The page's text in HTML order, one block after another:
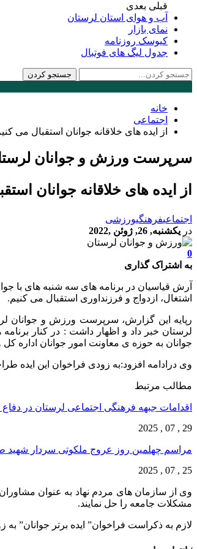
قبلی بعدی
آب و هوای استان لرستان
نمای بازار
کیوسک روزنامه
جدول لیگ های فوتبال
خانه
اجتماعی
از ایده های خلاقانه جوانان استقبال می
سرپرست ورزش و جوانان
از ایده های خلاقانه جوانان
اجتماعیفرهنگیورزشی
در یکشنبه, 26, ژوئن ,2022
0
به اشتراک گذاری
آرش قیاسیان در برنامه های سه شنبه های با
اشتغال، ازدواج و فرزنداوری استقبال می کنیم.
رپایه این گزارش، سرپرست ورزش و جوانان
لرستان خبر داد و اظهار داشت : در کنار
جوانان به حوزه ی معاونت امور جوانان اداره
وی درادامه افزود:به زودی فراخوان این ایده
مطالب مرتبط
اقدامات جبهه فرهنگی اجتماعی لرستان در دفاع مقدس
29 , 07 , 2025
مراسم چهلمین روز عروج ملکوتی سردار شهید
25 , 07 , 2025
وی از سازمان های مردم نهاد به عنوان
مشکلات جامعه را حل نمایند.
لازم به ذکراست فراخوان” ایده برتر جوانان”